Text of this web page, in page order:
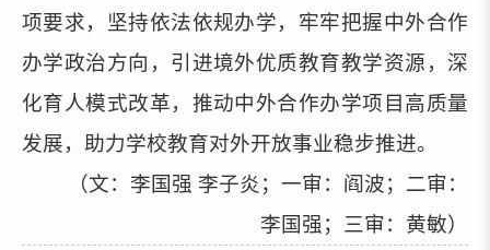
项要求，坚持依法依规办学，牢牢把握中外合作
办学政治方向，引进境外优质教育教学资源，深
化育人模式改革，推动中外合作办学项目高质量
发展，助力学校教育对外开放事业稳步推进。
（文：李国强 李子炎；一审：阎波；二审：
李国强；三审：黄敏）